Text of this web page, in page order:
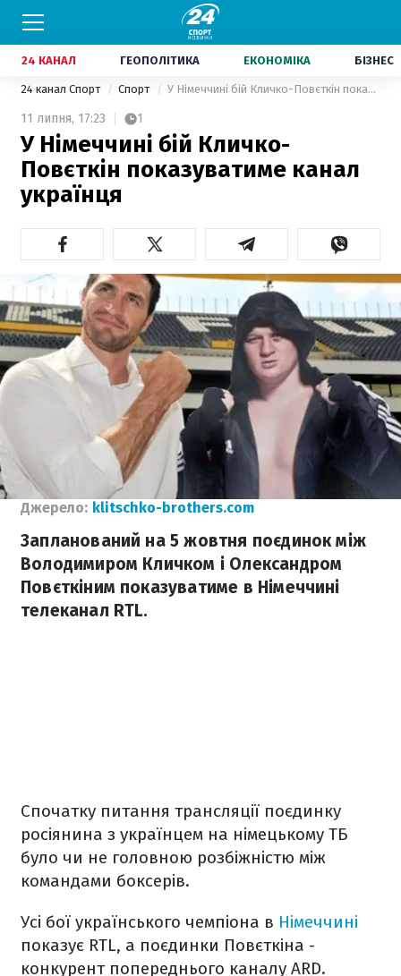
24 КАНАЛ ГЕОПОЛІТИКА ЕКОНОМІКА БІЗНЕС
24 канал Спорт Спорт У Німеччині бій Кличко-Повєткін показуватиме канал українця
11 липня, 17:23 1
У Німеччині бій Кличко-
Повєткін показуватиме канал
українця
Джерело: klitschko-brothers.com
Запланований на 5 жовтня поєдинок між
Володимиром Кличком і Олександром
Повєткіним показуватиме в Німеччині
телеканал RTL.
Спочатку питання трансляції поєдинку
росіянина з українцем на німецькому ТБ
було чи не головною розбіжністю між
командами боксерів.
Усі бої українського чемпіона в Німеччині
показує RTL, а поєдинки Повєткіна -
конкурент попереднього каналу ARD.